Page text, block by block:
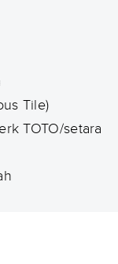
Tile)
TOTO/setara